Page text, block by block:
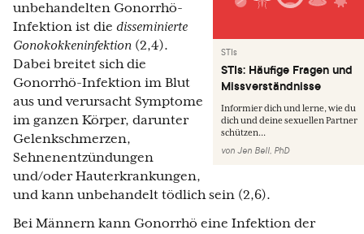
STIs
STIs: Häufige Fragen und
Missverständnisse
Informier dich und lerne, wie du
dich und deine sexuellen Partner
schützen...
von Jen Bell, PhD
unbehandelten Gonorrhö-
Infektion ist die disseminierte
Gonokokkeninfektion (2,4).
Dabei breitet sich die
Gonorrhö-Infektion im Blut
aus und verursacht Symptome
im ganzen Körper, darunter
Gelenkschmerzen,
Sehnenentzündungen
und/oder Hauterkrankungen,
und kann unbehandelt tödlich sein (2,6).
Bei Männern kann Gonorrhö eine Infektion der